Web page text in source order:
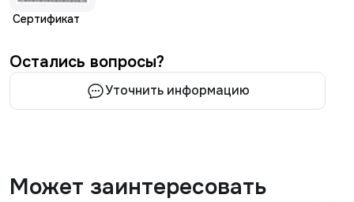
Сертификат
Остались вопросы?
Уточнить информацию
Может заинтересовать